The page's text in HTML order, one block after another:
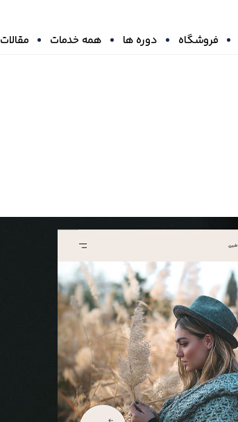
فروشگاه دوره ها همه خدمات مقالات